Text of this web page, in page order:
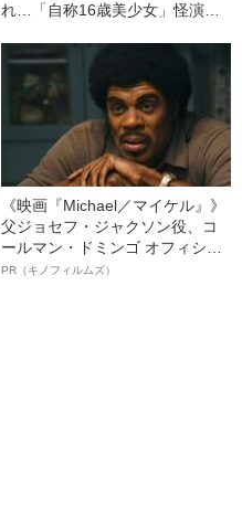
れ…「自称16歳美少女」怪演
ぎる“熟れ方”
《映画『Michael／マイケル』》
父ジョセフ・ジャクソン役、コ
ールマン・ドミンゴ オフィシャ
ルインタビュー“観客を魅了した
PR（キノフィルムズ）